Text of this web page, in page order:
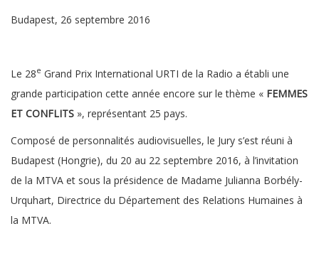
Budapest, 26 septembre 2016
Le 28e Grand Prix International URTI de la Radio a établi une
grande participation cette année encore sur le thème « FEMMES
ET CONFLITS », représentant 25 pays.
Composé de personnalités audiovisuelles, le Jury s’est réuni à
Budapest (Hongrie), du 20 au 22 septembre 2016, à l’invitation
de la MTVA et sous la présidence de Madame Julianna Borbély-
Urquhart, Directrice du Département des Relations Humaines à
la MTVA.